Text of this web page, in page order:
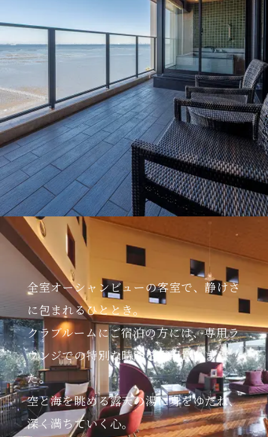
全室オーシャンビューの客室で、静けさ
に包まれるひととき。
クラブルームにご宿泊の方には、専用ラ
ウンジでの特別な時間をご用意しまし
た。
空と海を眺める露天の湯に身をゆだね、
深く満ちていく心。